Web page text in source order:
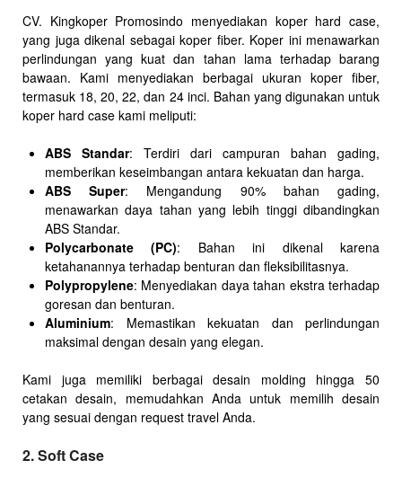
CV. Kingkoper Promosindo menyediakan koper hard case,
yang juga dikenal sebagai koper fiber. Koper ini menawarkan
perlindungan yang kuat dan tahan lama terhadap barang
bawaan. Kami menyediakan berbagai ukuran koper fiber,
termasuk 18, 20, 22, dan 24 inci. Bahan yang digunakan untuk
koper hard case kami meliputi:
ABS Standar: Terdiri dari campuran bahan gading,
memberikan keseimbangan antara kekuatan dan harga.
ABS Super: Mengandung 90% bahan gading,
menawarkan daya tahan yang lebih tinggi dibandingkan
ABS Standar.
Polycarbonate (PC): Bahan ini dikenal karena
ketahanannya terhadap benturan dan fleksibilitasnya.
Polypropylene: Menyediakan daya tahan ekstra terhadap
goresan dan benturan.
Aluminium: Memastikan kekuatan dan perlindungan
maksimal dengan desain yang elegan.
Kami juga memiliki berbagai desain molding hingga 50
cetakan desain, memudahkan Anda untuk memilih desain
yang sesuai dengan request travel Anda.
2. Soft Case